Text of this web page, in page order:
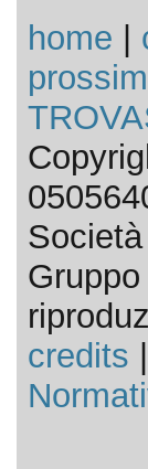
home
credits